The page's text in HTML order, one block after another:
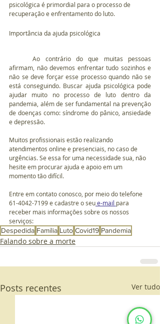
psicológica é primordial para o processo de
recuperação e enfrentamento do luto.
Importância da ajuda psicológica
	Ao contrário do que muitas pessoas
afirmam, não devemos enfrentar tudo sozinhos e
não se deve forçar esse processo quando não se
está conseguindo. Buscar ajuda psicológica pode
ajudar muito no processo de luto dentro da
pandemia, além de ser fundamental na prevenção
de doenças como: síndrome do pânico, ansiedade
e depressão.
Muitos profissionais estão realizando
atendimentos online e presenciais, no caso de
urgências. Se essa for uma necessidade sua, não
hesite em procurar ajuda e apoio em um
momento tão difícil.
Entre em contato conosco, por meio do telefone
61-4042-7199 e cadastre o seu e-mail para
receber mais informações sobre os nossos
serviços:
Despedida Família Luto Covid19 Pandemia
Falando sobre a morte
Posts recentes Ver tudo